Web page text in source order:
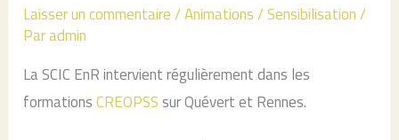
Laisser un commentaire/Animations / Sensibilisation/
Paradmin
La SCIC EnR intervient régulièrement dans les
formationsCREOPSSsur Quévert et Rennes.